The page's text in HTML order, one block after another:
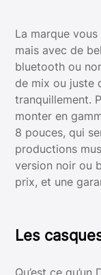
La marque
mais avec de
bluetooth ou
de mix ou juste
tranquillement.
monter en
8 pouces, qui
productions
version noir ou
prix, et une
Les
Qu’est ce